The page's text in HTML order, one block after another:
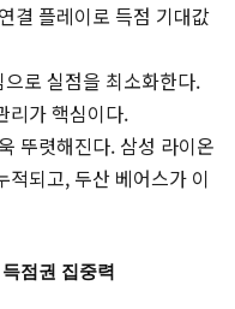
결 플레이로 득점 기대값
로 실점을 최소화한다.
리가 핵심이다.
뚜렷해진다. 삼성 라이온
되고, 두산 베어스가 이
점권 집중력